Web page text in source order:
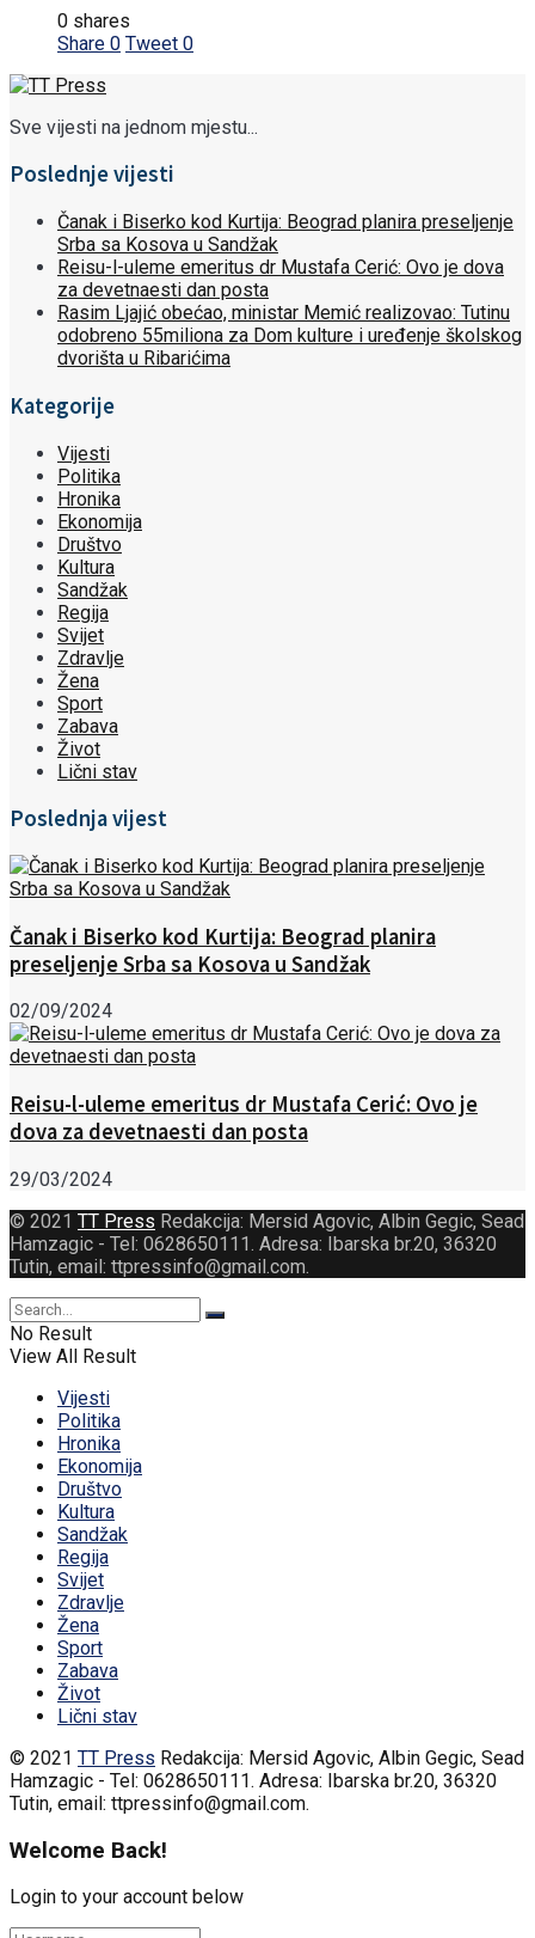
0 shares
Share 0 Tweet 0
Sve vijesti na jednom mjestu...
Poslednje vijesti
Čanak i Biserko kod Kurtija: Beograd planira preseljenje
Srba sa Kosova u Sandžak
Reisu-l-uleme emeritus dr Mustafa Cerić: Ovo je dova
za devetnaesti dan posta
Rasim Ljajić obećao, ministar Memić realizovao: Tutinu
odobreno 55miliona za Dom kulture i uređenje školskog
dvorišta u Ribarićima
Kategorije
Vijesti
Politika
Hronika
Ekonomija
Društvo
Kultura
Sandžak
Regija
Svijet
Zdravlje
Žena
Sport
Zabava
Život
Lični stav
Poslednja vijest
Čanak i Biserko kod Kurtija: Beograd planira
preseljenje Srba sa Kosova u Sandžak
02/09/2024
Reisu-l-uleme emeritus dr Mustafa Cerić: Ovo je
dova za devetnaesti dan posta
29/03/2024
© 2021 TT Press Redakcija: Mersid Agovic, Albin Gegic, Sead
Hamzagic - Tel: 0628650111. Adresa: Ibarska br.20, 36320
Tutin, email: ttpressinfo@gmail.com.
No Result
View All Result
Vijesti
Politika
Hronika
Ekonomija
Društvo
Kultura
Sandžak
Regija
Svijet
Zdravlje
Žena
Sport
Zabava
Život
Lični stav
© 2021 TT Press Redakcija: Mersid Agovic, Albin Gegic, Sead
Hamzagic - Tel: 0628650111. Adresa: Ibarska br.20, 36320
Tutin, email: ttpressinfo@gmail.com.
Welcome Back!
Login to your account below